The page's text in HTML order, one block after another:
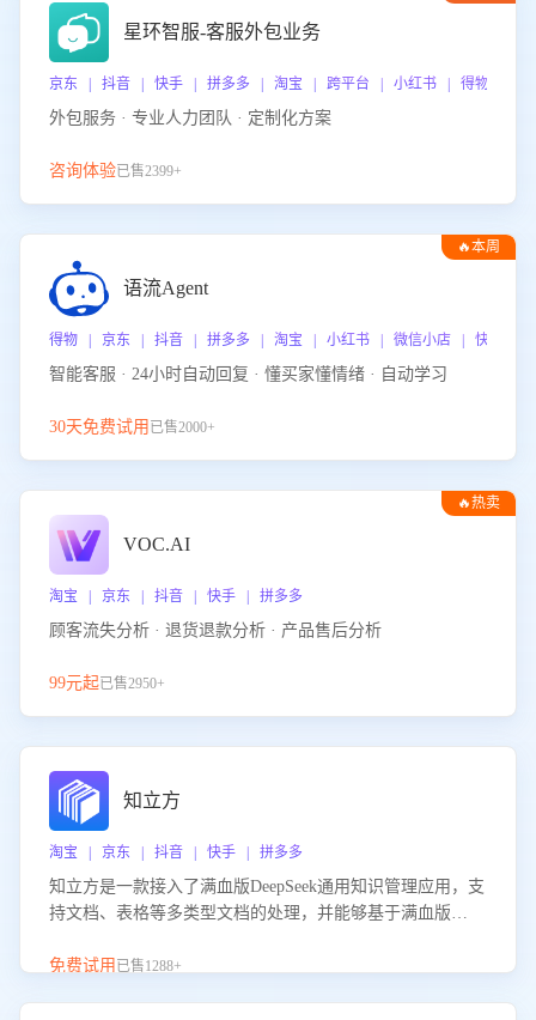
星环智服-客服外包业务
京东 | 抖音 | 快手 | 拼多多 | 淘宝 | 跨平台 | 小红书 | 得物 | 企
外包服务 · 专业人力团队 · 定制化方案
咨询体验已售2399+
🔥本周
语流Agent
得物 | 京东 | 抖音 | 拼多多 | 淘宝 | 小红书 | 微信小店 | 快手 |
智能客服 · 24小时自动回复 · 懂买家懂情绪 · 自动学习
30天免费试用 已售2000+
🔥热卖
VOC.AI
淘宝 | 京东 | 抖音 | 快手 | 拼多多
顾客流失分析 · 退货退款分析 · 产品售后分析
99元起已售2950+
知立方
淘宝 | 京东 | 抖音 | 快手 | 拼多多
知立方是一款接入了满血版DeepSeek通用知识管理应用，支
持文档、表格等多类型文档的处理，并能够基于满血版
识支持，帮助用户高效管理和利用知识资源。通过该产品，
免费试用 已售1288+